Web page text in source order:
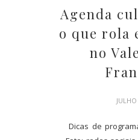
Agenda
o que rola
no
Dicas de